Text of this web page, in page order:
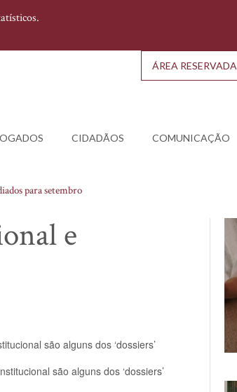
CIDADÃOS COMUNICAÇÃO
ÁREA RESERVADA
para setembro
e
são alguns dos ‘dossiers’
são alguns dos ‘dossiers’